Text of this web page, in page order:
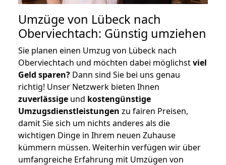
Umzüge von Lübeck nach
Oberviechtach: Günstig umziehen
Sie planen einen Umzug von Lübeck nach
Oberviechtach und möchten dabei möglichstviel
Geld sparen? Dann sind Sie bei uns genau
richtig! Unser Netzwerk bieten Ihnen
zuverlässige und kostengünstige
Umzugsdienstleistungen zu fairen Preisen,
damit Sie sich um nichts anderes als die
wichtigen Dinge in Ihrem neuen Zuhause
kümmern müssen. Weiterhin verfügen wir über
umfangreiche Erfahrung mit Umzügen von